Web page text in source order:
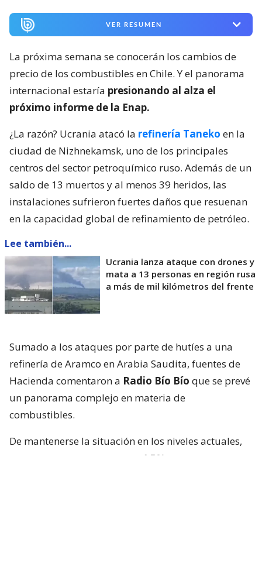
VER RESUMEN
La próxima semana se conocerán los cambios de
precio de los combustibles en Chile. Y el panorama
internacional estaría presionando al alza el
próximo informe de la Enap.
¿La razón? Ucrania atacó la refinería Taneko en la
ciudad de Nizhnekamsk, uno de los principales
centros del sector petroquímico ruso. Además de un
saldo de 13 muertos y al menos 39 heridos, las
instalaciones sufrieron fuertes daños que resuenan
en la capacidad global de refinamiento de petróleo.
Lee también...
Ucrania lanza ataque con drones y
mata a 13 personas en región rusa
a más de mil kilómetros del frente
Sumado a los ataques por parte de hutíes a una
refinería de Aramco en Arabia Saudita, fuentes de
Hacienda comentaron a Radio Bío Bío que se prevé
un panorama complejo en materia de
combustibles.
De mantenerse la situación en los niveles actuales,
4,5%